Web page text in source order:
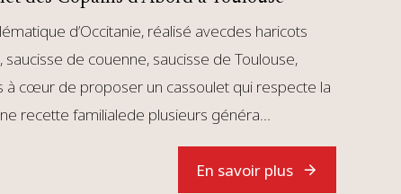
d’Occitanie, réalisé avecdes haricots
de couenne, saucisse de Toulouse,
à cœur de proposer un cassoulet qui respecte la
recette familialede plusieurs généra...
En savoir plus